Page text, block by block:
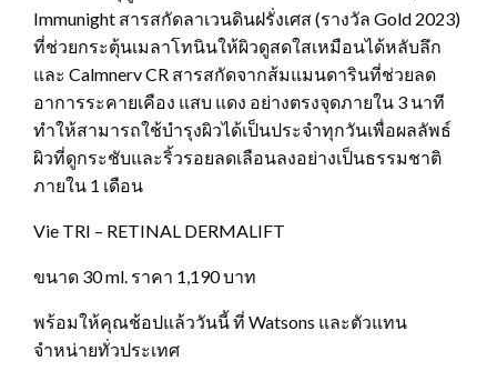
Immunight สารสกัดลาเวนดินฝรั่งเศส (รางวัล Gold 2023)
ที่ช่วยกระตุ้นเมลาโทนินให้ผิวดูสดใสเหมือนได้หลับลึก
และ Calmnerv CR สารสกัดจากส้มแมนดารินที่ช่วยลด
อาการระคายเคือง แสบ แดง อย่างตรงจุดภายใน 3 นาที
ทำให้สามารถใช้บำรุงผิวได้เป็นประจำทุกวันเพื่อผลลัพธ์
ผิวที่ดูกระชับและริ้วรอยลดเลือนลงอย่างเป็นธรรมชาติ
ภายใน 1 เดือน
Vie TRI – RETINAL DERMALIFT
ขนาด 30 ml. ราคา 1,190 บาท
พร้อมให้คุณช้อปแล้ววันนี้ ที่ Watsons และตัวแทน
จำหน่ายทั่วประเทศ